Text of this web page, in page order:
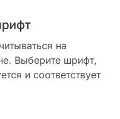
на
Выберите шрифт,
и соответствует